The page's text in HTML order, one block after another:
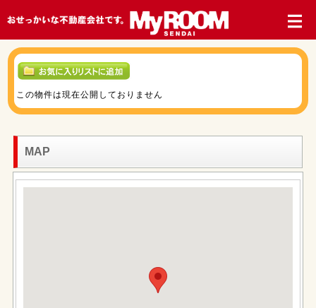
この物件は現在公開しておりません
MAP